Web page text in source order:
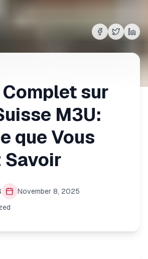
Share on
Share on
sur
M3U:
que Vous
Savoir
November 8, 2025